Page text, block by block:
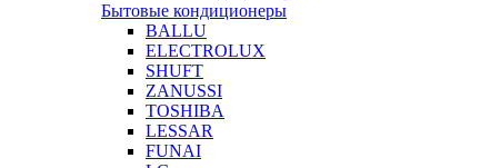
Бытовые кондиционеры
BALLU
ELECTROLUX
SHUFT
ZANUSSI
TOSHIBA
LESSAR
FUNAI